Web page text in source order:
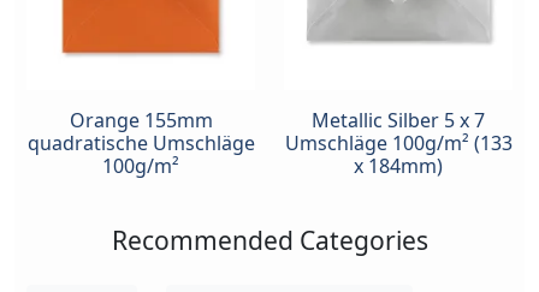
Orange 155mm
quadratische Umschläge
100g/m²
Metallic Silber 5 x 7
Umschläge 100g/m² (133
x 184mm)
Recommended Categories